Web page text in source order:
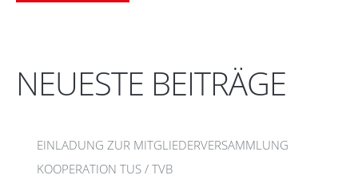
NEUESTE BEITRÄGE
EINLADUNG ZUR MITGLIEDERVERSAMMLUNG
KOOPERATION TUS / TVB